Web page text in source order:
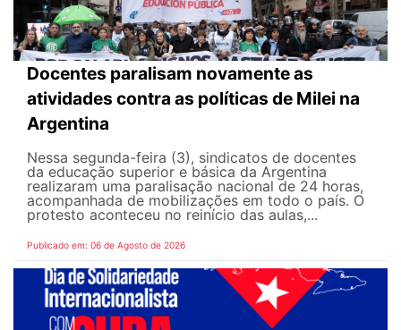
Docentes paralisam novamente as
atividades contra as políticas de Milei na
Argentina
Nessa segunda-feira (3), sindicatos de docentes
da educação superior e básica da Argentina
realizaram uma paralisação nacional de 24 horas,
acompanhada de mobilizações em todo o país. O
protesto aconteceu no reinício das aulas,...
Publicado em: 06 de Agosto de 2026